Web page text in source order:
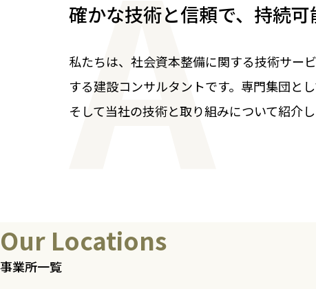
確かな技術と信頼で、持続可
私たちは、社会資本整備に関する技術サー
する建設コンサルタントです。専門集団と
そして当社の技術と取り組みについて紹介し
Our Locations
事業所一覧